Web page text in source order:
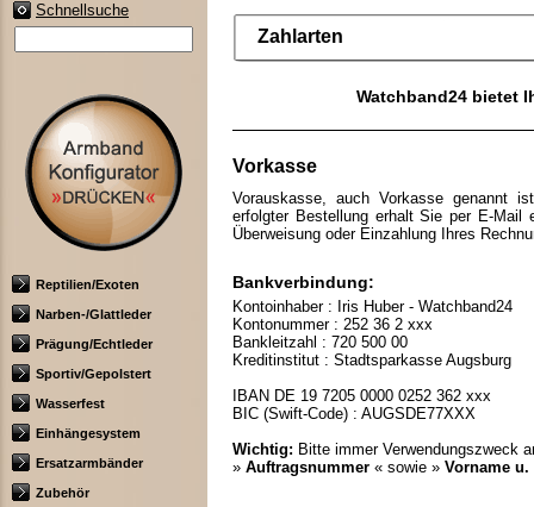
Schnellsuche
Reptilien/Exoten
Narben-/Glattleder
Prägung/Echtleder
Sportiv/Gepolstert
Wasserfest
Einhängesystem
Ersatzarmbänder
Zubehör
Zahlarten
Watchband24 bietet
Vorkasse
Vorauskasse, auch Vorkasse genannt
erfolgter Bestellung erhalt Sie per E-Mail
Überweisung oder Einzahlung Ihres
Bankverbindung:
Kontoinhaber : Iris Huber - Watchband24
Kontonummer : 252 36 2 xxx
Bankleitzahl : 720 500 00
Kreditinstitut : Stadtsparkasse Augsburg
IBAN DE 19 7205 0000 0252 362 xxx
BIC (Swift-Code) : AUGSDE77XXX
Wichtig: Bitte immer Verwendungszweck
» Auftragsnummer « sowie » Vorname u.